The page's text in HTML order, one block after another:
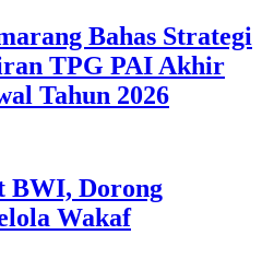
Bahas Strategi
TPG PAI Akhir
Tahun 2026
BWI, Dorong
Wakaf